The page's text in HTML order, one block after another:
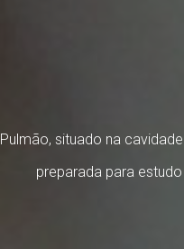
Pulmão, situado na
preparada para